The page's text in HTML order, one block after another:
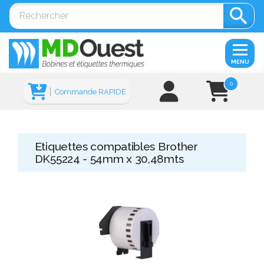

0
Commande RAPIDE
MENU
Etiquettes compatibles Brother
DK55224 - 54mm x 30,48mts